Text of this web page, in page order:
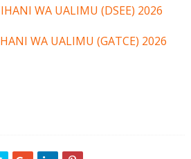
WA UALIMU (DSEE) 2026
WA UALIMU (GATCE) 2026